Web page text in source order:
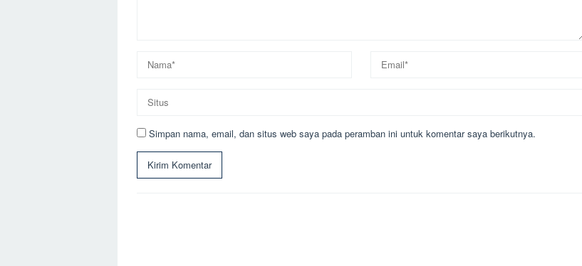
Simpan nama, email, dan situs web saya pada peramban ini untuk komentar saya berikutnya.